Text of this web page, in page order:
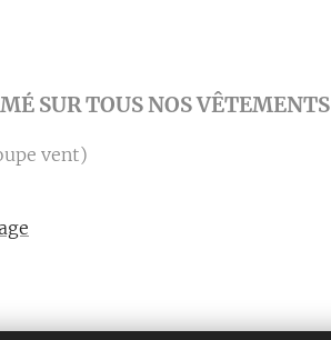
SUR TOUS NOS VÊTEMENTS
vent)